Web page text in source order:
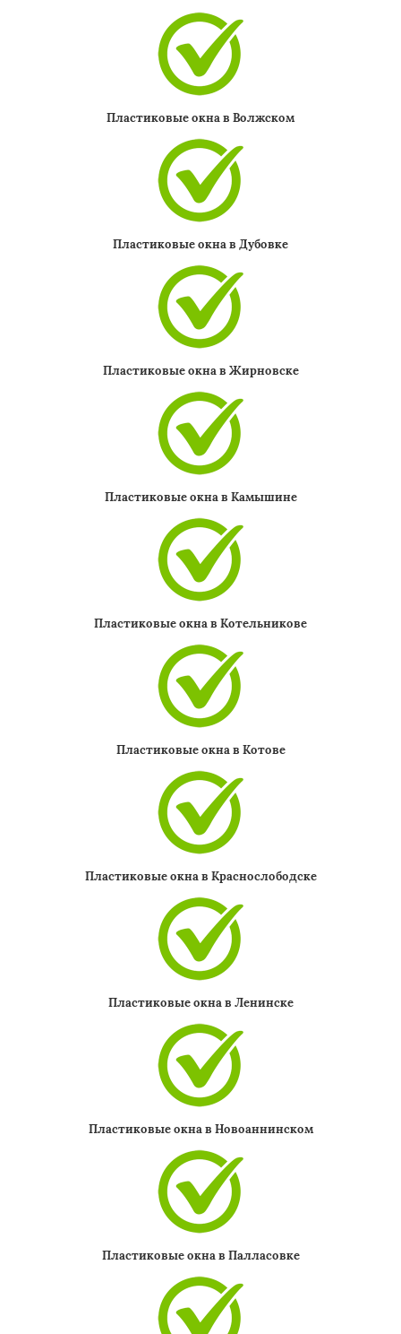
Пластиковые окна в Волжском
Пластиковые окна в Дубовке
Пластиковые окна в Жирновске
Пластиковые окна в Камышине
Пластиковые окна в Котельникове
Пластиковые окна в Котове
Пластиковые окна в Краснослободске
Пластиковые окна в Ленинске
Пластиковые окна в Новоаннинском
Пластиковые окна в Палласовке